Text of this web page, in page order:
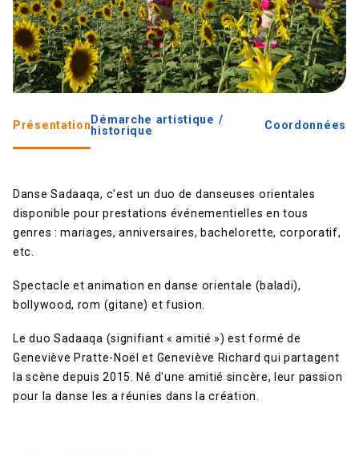
PrésentationDémarche artistique /
historique
Coordonnées
Danse Sadaaqa, c'est un duo de danseuses orientales
disponible pour prestations événementielles en tous
genres : mariages, anniversaires, bachelorette, corporatif,
etc.
Spectacle et animation en danse orientale (baladi),
bollywood, rom (gitane) et fusion.
Le duo Sadaaqa (signifiant « amitié ») est formé de
Geneviève Pratte-Noël et Geneviève Richard qui partagent
la scène depuis 2015. Né d'une amitié sincère, leur passion
pour la danse les a réunies dans la création.